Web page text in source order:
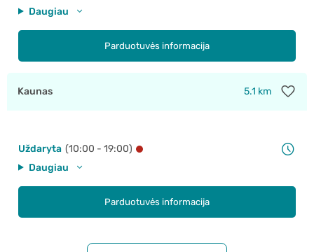
Daugiau
Parduotuvės informacija
Kaunas 5.1 km
Uždaryta (10:00 - 19:00)
Daugiau
Parduotuvės informacija